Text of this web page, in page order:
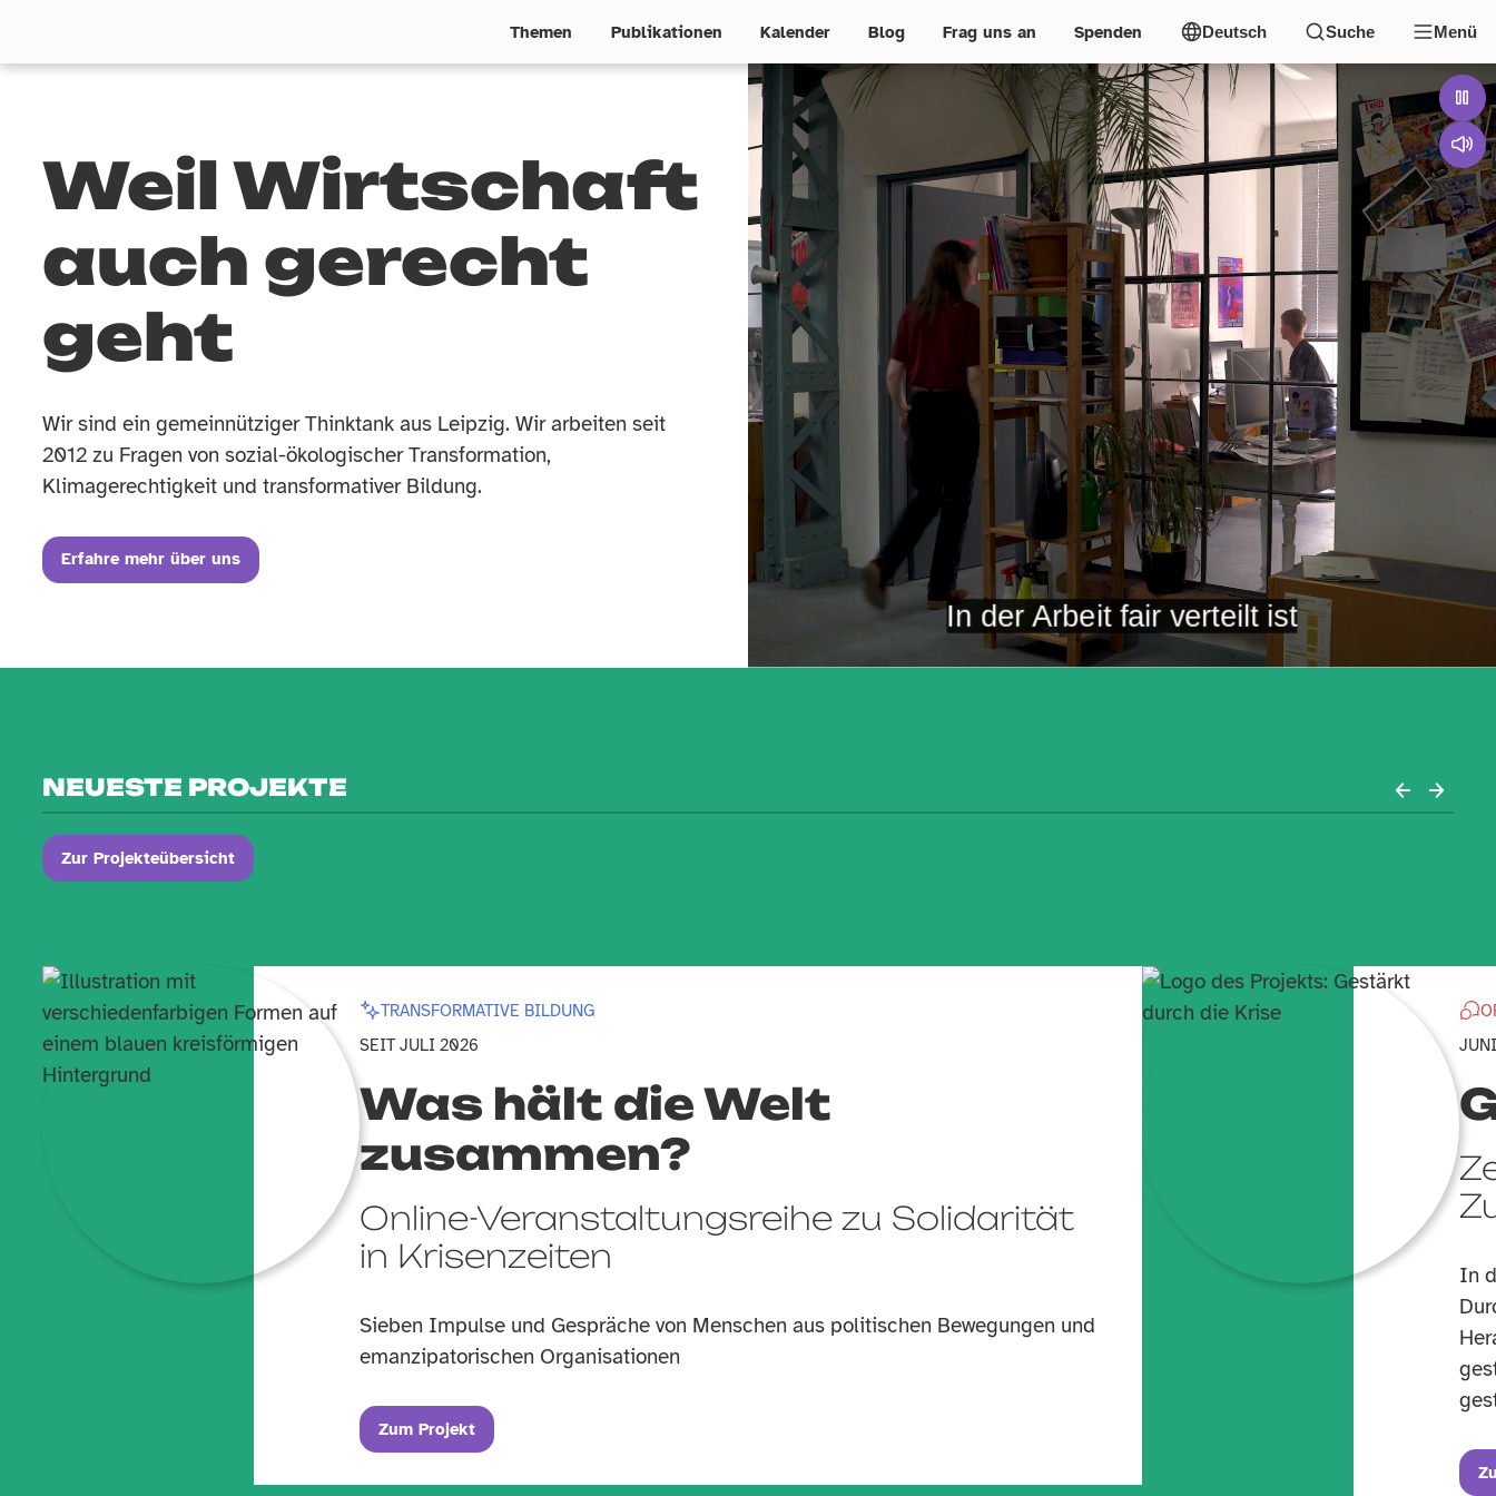
neu e
ökon m e
Themen Publikationen Kalender Blog Frag uns an Spenden Deutsch Suche Menü
Weil Wirtschaft
auch gerecht
geht
Wir sind ein gemeinnütziger Thinktank aus Leipzig. Wir arbeiten seit
2012 zu Fragen von sozial-ökologischer Transformation,
Klimagerechtigkeit und transformativer Bildung.
Erfahre mehr über uns
NEUESTE PROJEKTE
Zur Projekteübersicht
TRANSFORMATIVE BILDUNG
SEIT JULI 2026
Was hält die Welt
zusammen?
Online-Veranstaltungsreihe zu Solidarität
in Krisenzeiten
Sieben Impulse und Gespräche von Menschen aus politischen Bewegungen und
emanzipatorischen Organisationen
Zum Projekt
In